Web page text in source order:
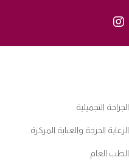
insta:
الجراحة التجميلية
الرعاية الحرجة والعناية المركزة
الطب العام